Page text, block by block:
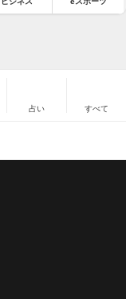
占い すべて